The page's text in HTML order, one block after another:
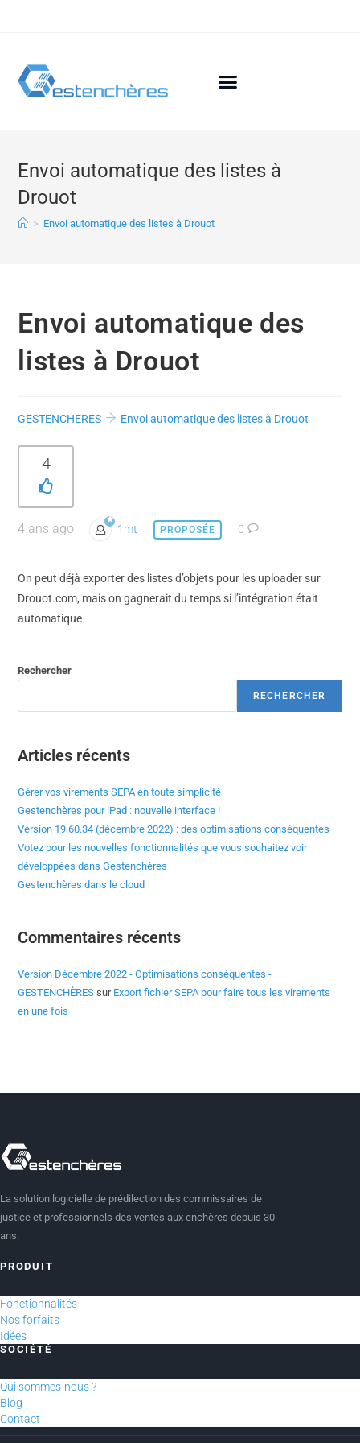
Envoi automatique des listes à
Drouot
> Envoi automatique des listes à Drouot
Envoi automatique des
listes à Drouot
GESTENCHERES Envoi automatique des listes à Drouot
4
4 ans ago 1mt PROPOSÉE 0
On peut déjà exporter des listes d’objets pour les uploader sur
Drouot.com, mais on gagnerait du temps si l’intégration était
automatique
Rechercher
RECHERCHER
Articles récents
Gérer vos virements SEPA en toute simplicité
Gestenchères pour iPad : nouvelle interface !
Version 19.60.34 (décembre 2022) : des optimisations conséquentes
Votez pour les nouvelles fonctionnalités que vous souhaitez voir
développées dans Gestenchères
Gestenchères dans le cloud
Commentaires récents
Version Décembre 2022 - Optimisations conséquentes -
GESTENCHÈRES sur Export fichier SEPA pour faire tous les virements
en une fois
La solution logicielle de prédilection des commissaires de
justice et professionnels des ventes aux enchères depuis 30
ans.
PRODUIT
Fonctionnalités
Nos forfaits
Idées
SOCIÉTÉ
Qui sommes-nous ?
Blog
Contact